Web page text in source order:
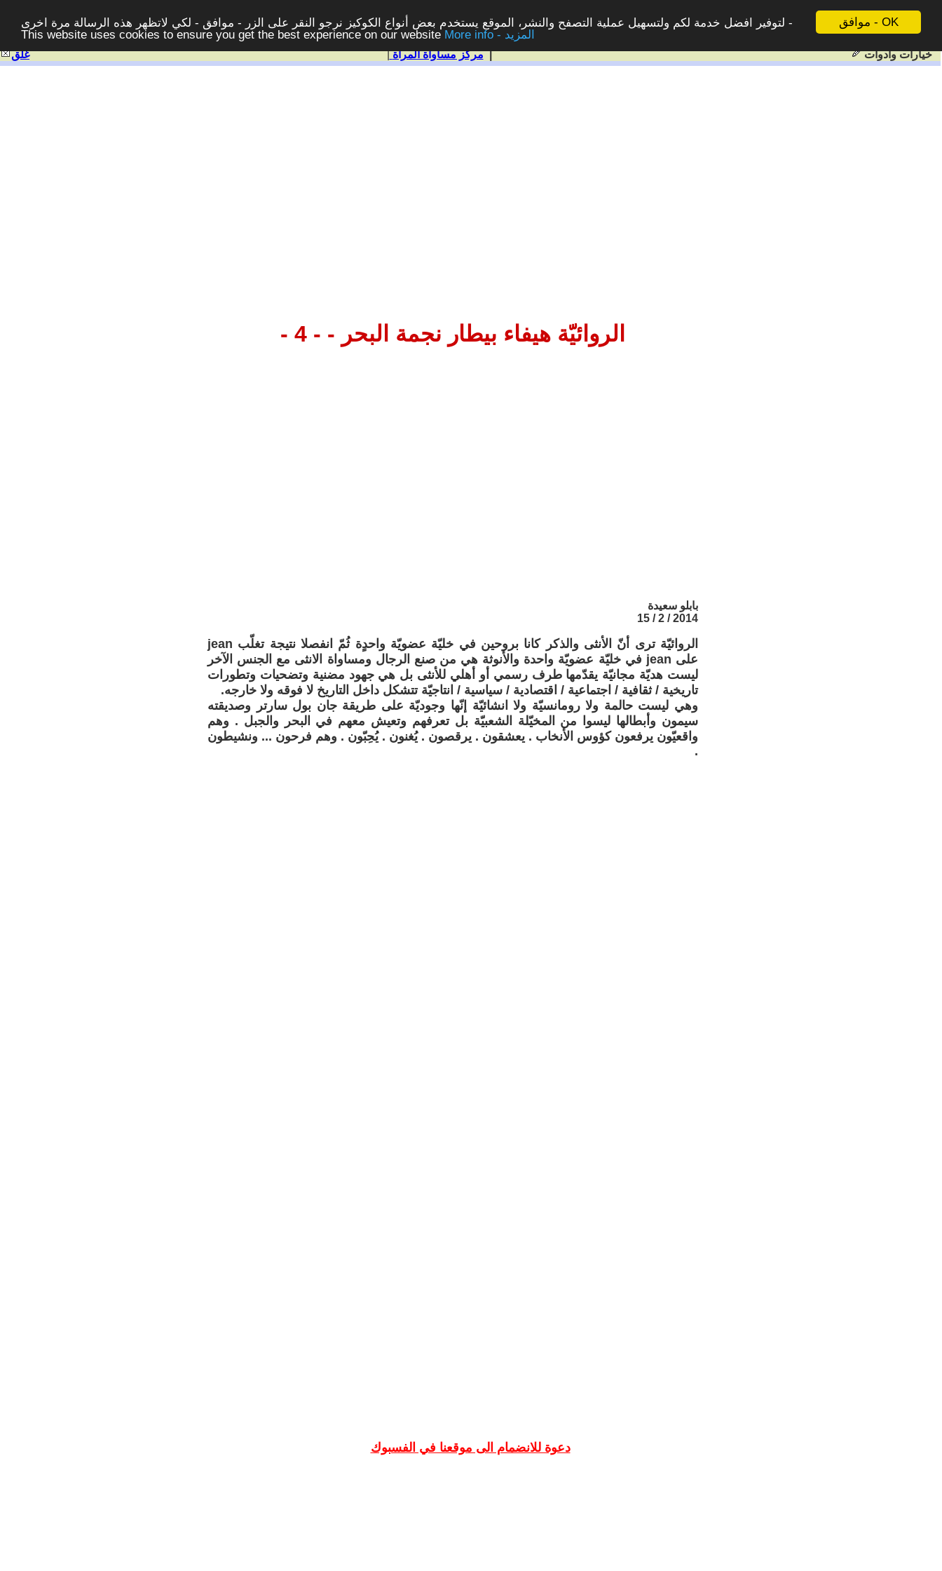
موافق - OK
لتوفير افضل خدمة لكم ولتسهيل عملية التصفح والنشر، الموقع يستخدم بعض أنواع الكوكيز نرجو النقر على الزر - موافق - لكي لاتظهر هذه الرسالة مرة اخرى -
This website uses cookies to ensure you get the best experience on our website
More info - المزيد
غلق | مركز مساواة المرأة| خيارات وادوات
الروائيّة هيفاء بيطار نجمة البحر - - 4 -
بابلو سعيدة
2014 / 2 / 15
الروائيّة ترى أنّ الأنثى والذكر كانا بروحين في خليّة عضويّة واحدٍة ثُمّ انفصلا نتيجة تغلّب jean
على jean في خليّة عضويّة واحدة والأنوثة هي من صنع الرجال ومساواة الانثى مع الجنس الآخر
ليست هديّة مجانيّة يقدّمها طرف رسمي أو أهلي للأنثى بل هي جهود مضنية وتضحيات وتطورات
تاريخية / ثقافية / اجتماعية / اقتصادية / سياسية / انتاجيّة تتشكل داخل التاريخ لا فوقه ولا خارجه.
وهي ليست حالمة ولا رومانسيّة ولا انشائيّة إنّها وجوديّة على طريقة جان بول سارتر وصديقته
سيمون وأبطالها ليسوا من المخيّلة الشعبيّة بل تعرفهم وتعيش معهم في البحر والجبل . وهم
واقعيّون يرفعون كؤوس الأنخاب . يعشقون . يرقصون . يُغنون . يُحِبّون . وهم فرحون ... ونشيطون
.
دعوة للانضمام الى موقعنا في الفسبوك